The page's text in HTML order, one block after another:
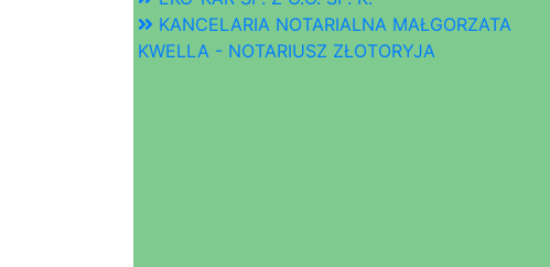
KANCELARIA NOTARIALNA MAŁGORZATA
KWELLA - NOTARIUSZ ZŁOTORYJA